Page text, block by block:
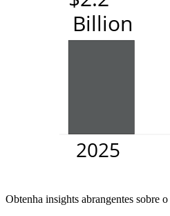
Obtenha insights abrangentes sobre o